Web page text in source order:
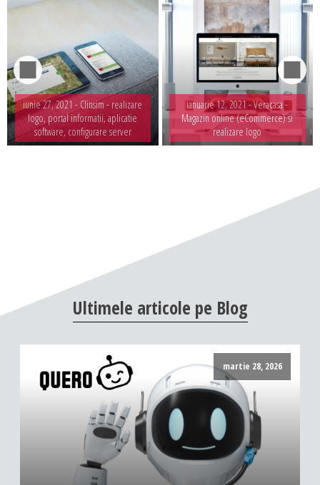
iunie 27, 2021 - Clinsim - realizare
logo, portal informatii, aplicatie
software, configurare server
ianuarie 12, 2021 -Veracasa -
Magazin online (eCommerce) si
realizare logo
Ultimele articole pe Blog
martie 28, 2026